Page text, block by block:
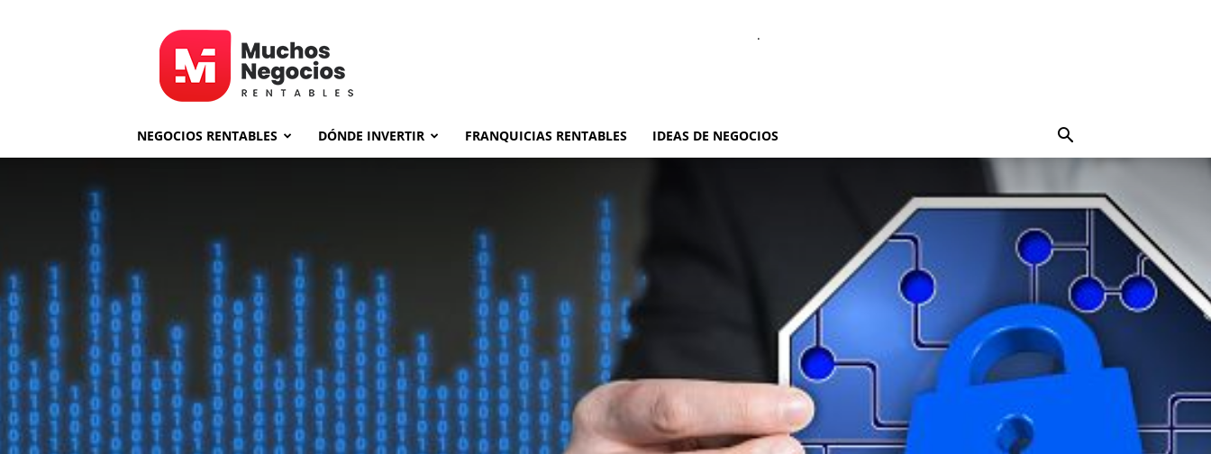
.
NEGOCIOS RENTABLES DÓNDE INVERTIR FRANQUICIAS RENTABLES IDEAS DE NEGOCIOS